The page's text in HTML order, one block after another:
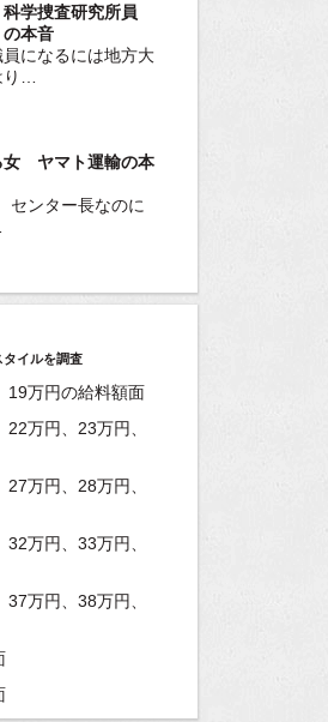
学捜査研究所員
の本音
になるには地方大
…
女 ヤマト運輸の本
センター長なのに
イルを調査
19万円の給料額面
万円、23万円、
万円、28万円、
万円、33万円、
万円、38万円、